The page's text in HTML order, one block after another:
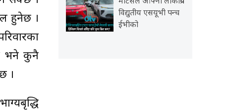
हुनेछ ।
भने कुनै
।
विद्युतीय एसयूभी पन्च
ईभीको